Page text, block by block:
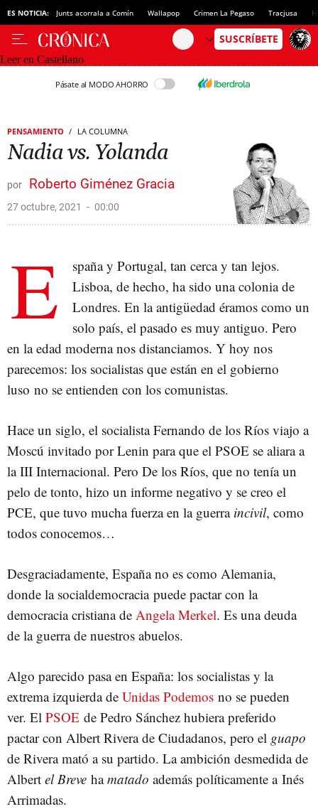
ES NOTICIA: Junts acorrala a Comín Wallapop Crimen La Pegaso Tracjusa
Leer en Castellano
Pásate al MODO AHORRO
PENSAMIENTO LA COLUMNA
Nadia vs. Yolanda
Roberto Giménez Gracia
27 octubre, 2021 00:00
E
spaña y Portugal, tan cerca y tan lejos.
Lisboa, de hecho, ha sido una colonia de
Londres. En la antigüedad éramos como un
solo país, el pasado es muy antiguo. Pero
en la edad moderna nos distanciamos. Y hoy nos
parecemos: los socialistas que están en el gobierno
luso no se entienden con los comunistas.
Hace un siglo, el socialista Fernando de los Ríos viajo a
Moscú invitado por Lenin para que el PSOE se aliara a
la III Internacional. Pero De los Ríos, que no tenía un
pelo de tonto, hizo un informe negativo y se creo el
PCE, que tuvo mucha fuerza en la guerra incivil, como
todos conocemos…
Desgraciadamente, España no es como Alemania,
donde la socialdemocracia puede pactar con la
democracia cristiana de Angela Merkel. Es una deuda
de la guerra de nuestros abuelos.
Algo parecido pasa en España: los socialistas y la
extrema izquierda de Unidas Podemos no se pueden
ver. El PSOE de Pedro Sánchez hubiera preferido
pactar con Albert Rivera de Ciudadanos, pero el guapo
de Rivera mató a su partido. La ambición desmedida de
Albert el Breve hamatado además políticamente a Inés
Arrimadas.